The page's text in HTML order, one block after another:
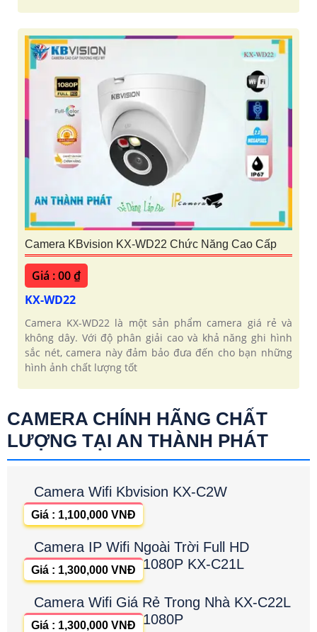
Camera KBvision KX-WD22 Chức Năng Cao Cấp
Giá : 00 ₫
KX-WD22
Camera KX-WD22 là một sản phẩm camera giá rẻ và
không dây. Với độ phân giải cao và khả năng ghi hình
sắc nét, camera này đảm bảo đưa đến cho bạn những
hình ảnh chất lượng tốt
CAMERA CHÍNH HÃNG CHẤT
LƯỢNG TẠI AN THÀNH PHÁT
Camera Wifi Kbvision KX-C2W
Giá : 1,100,000 VNĐ
Camera IP Wifi Ngoài Trời Full HD
1080P KX-C21L
Giá : 1,300,000 VNĐ
Camera Wifi Giá Rẻ Trong Nhà KX-C22L
1080P
Giá : 1,300,000 VNĐ